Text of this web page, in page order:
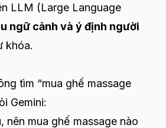
LLM (Large Language
ngữ cảnh và ý định người
khóa.
tìm “mua ghế massage
Gemini:
nên mua ghế massage nào